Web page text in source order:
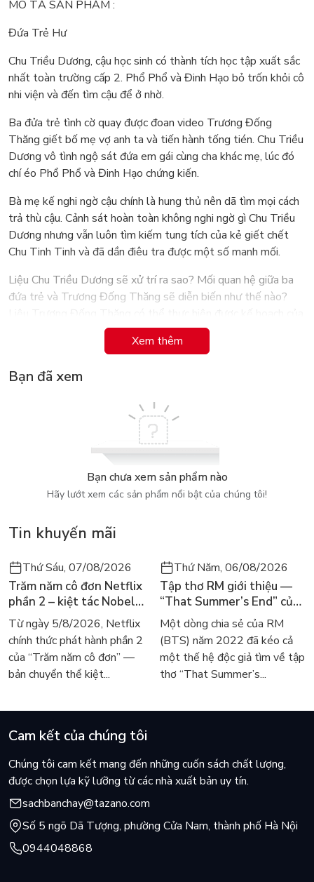
MÔ TẢ SẢN PHẨM :
Đứa Trẻ Hư
Chu Triều Dương, cậu học sinh có thành tích học tập xuất sắc
nhất toàn trường cấp 2. Phổ Phổ và Đinh Hạo bỏ trốn khỏi cô
nhi viện và đến tìm cậu để ở nhờ.
Ba đửa trẻ tình cờ quay được đoan video Trương Đống
Thăng giết bố mẹ vợ anh ta và tiến hành tống tién. Chu Triều
Dương vô tình ngộ sát đứa em gái cùng cha khác mẹ, lúc đó
chí éo Phổ Phổ và Đinh Hạo chứng kiến.
Bà mẹ kế nghi ngờ cậu chính là hung thủ nên dã tìm mọi cách
trả thù cậu. Cảnh sát hoàn toàn không nghi ngờ gì Chu Triều
Dương nhưng vẫn luôn tìm kiếm tung tích của kẻ giết chết
Chu Tinh Tinh và đã dần điêu tra được một số manh mối.
Liệu Chu Triều Dương sẽ xử trí ra sao? Mối quan hệ giữa ba
đứa trẻ và Trương Đống Thăng sẽ diễn biến như thế nào?
anh ta một cách thuận lợi?
Số phận của ba đứa trẻ sẽ ra sao? Và sau cùng, mọi hành vi
của Chu Triều Dương có bị phát giác hay không? Cậu sẽ có
Xem thêm
Bạn đã xem
Bạn chưa xem sản phẩm nào
Hãy lướt xem các sản phẩm nổi bật của chúng tôi!
Tin khuyến mãi
Thứ Sáu, 07/08/2026
Trăm năm cô đơn Netflix
phần 2 – kiệt tác Nobel
trở lại màn ảnh, dòng
người tìm đọc lại García
Márquez
Từ ngày 5/8/2026, Netflix
chính thức phát hành phần 2
của “Trăm năm cô đơn” —
bản chuyển thể kiệt...
Thứ Năm, 06/08/2026
Tập thơ RM giới thiệu —
“That Summer’s End” của
Lee Seong-bok ra mắt bản
tiếng Anh sau 4 năm gây
sốt
Một dòng chia sẻ của RM
(BTS) năm 2022 đã kéo cả
một thế hệ độc giả tìm về tập
thơ “That Summer’s...
Cam kết của chúng tôi
Chúng tôi cam kết mang đến những cuốn sách chất lượng,
được chọn lựa kỹ lưỡng từ các nhà xuất bản uy tín.
sachbanchay@tazano.com
Số 5 ngõ Dã Tượng, phường Cửa Nam, thành phố Hà Nội
0944048868